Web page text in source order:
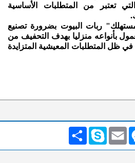
تعتبر من المتطلبات الأساسية
ربات البيوت بضرورة تصنيع
بأنواعه منزليا بهدف التحفيف من
في ظل المتطلبات المعيشية المتزايدة
انشر Skype Email